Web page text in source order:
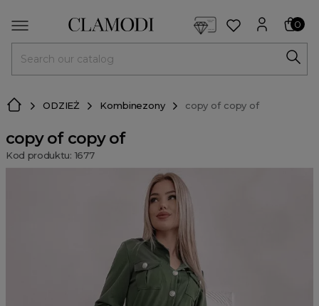
0
ODZIEŻ Kombinezony copy of copy of
copy of copy of
Kod produktu: 1677